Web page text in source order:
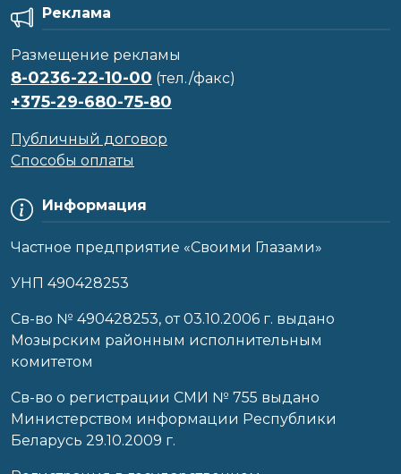
Информация
Частное предприятие «Своими Глазами»
УНП 490428253
Cв-во № 490428253, от 03.10.2006 г. выдано
Мозырским районным исполнительным
комитетом
Св-во о регистрации СМИ № 755 выдано
Министерством информации Республики
Беларусь 29.10.2009 г.
Реклама
Размещение рекламы
8-0236-22-10-00 (тел./факс)
+375-29-680-75-80
Публичный договор
Способы оплаты